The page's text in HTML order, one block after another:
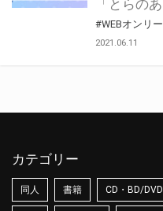
#WEBオンリー
2021.06.11
カテゴリー
同人 書籍 CD・BD/DVD